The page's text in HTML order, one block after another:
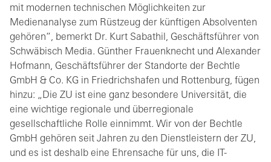
mit modernen technischen Möglichkeiten zur
Medienanalyse zum Rüstzeug der künftigen Absolventen
gehören“, bemerkt Dr. Kurt Sabathil, Geschäftsführer von
Schwäbisch Media. Günther Frauenknecht und Alexander
Hofmann, Geschäftsführer der Standorte der Bechtle
GmbH & Co. KG in Friedrichshafen und Rottenburg, fügen
hinzu: „Die ZU ist eine ganz besondere Universität, die
eine wichtige regionale und überregionale
gesellschaftliche Rolle einnimmt. Wir von der Bechtle
GmbH gehören seit Jahren zu den Dienstleistern der ZU,
und es ist deshalb eine Ehrensache für uns, die IT-